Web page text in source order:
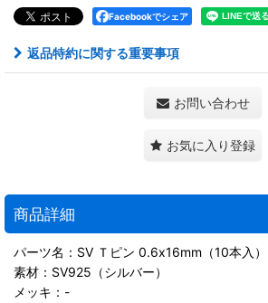
Facebookでシェア
返品特約に関する重要事項
お問い合わせ
お気に入り登録
商品詳細
パーツ名：SV Ｔピン 0.6x16mm（10本入）
素材：SV925（シルバー）
メッキ：-